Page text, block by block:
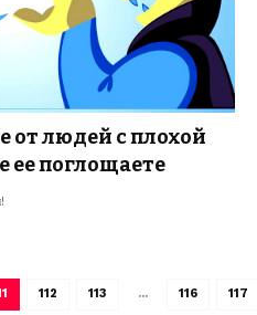
от людей с плохой
ее поглощаете
112 113 … 116 117